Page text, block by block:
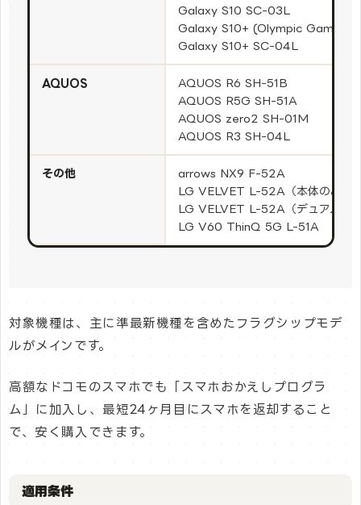
Galaxy S10 SC-03L
Galaxy S10+ (Olympic Games
Galaxy S10+ SC-04L
AQUOS
AQUOS R6 SH-51B
AQUOS R5G SH-51A
AQUOS zero2 SH-01M
AQUOS R3 SH-04L
その他
arrows NX9 F-52A
LG VELVET L-52A（本体のみ）
LG VELVET L-52A（デュアルス
LG V60 ThinQ 5G L-51A
対象機種は、主に準最新機種を含めたフラグシップモデ
ルがメインです。
高額なドコモのスマホでも「スマホおかえしプログラ
ム」に加入し、最短24ヶ月目にスマホを返却すること
で、安く購入できます。
適用条件